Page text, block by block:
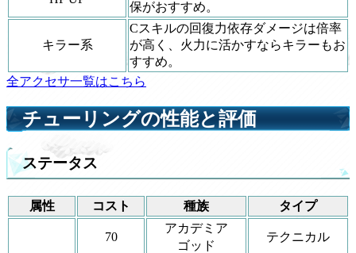
保がおすすめ。
キラー系
Cスキルの回復力依存ダメージは倍率
が高く、火力に活かすならキラーもお
すすめ。
全アクセサ一覧はこちら
チューリングの性能と評価
ステータス
属性 コスト 種族 タイプ
70
アカデミア
ゴッド
テクニカル